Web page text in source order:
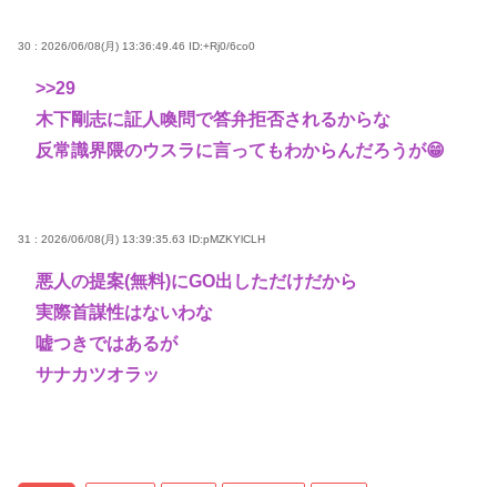
30 : 2026/06/08(月) 13:36:49.46 ID:+Rj0/6co0
>>29
木下剛志に証人喚問で答弁拒否されるからな
反常識界隈のウスラに言ってもわからんだろうが😁
31 : 2026/06/08(月) 13:39:35.63 ID:pMZKYlCLH
悪人の提案(無料)にGO出しただけだから
実際首謀性はないわな
嘘つきではあるが
サナカツオラッ